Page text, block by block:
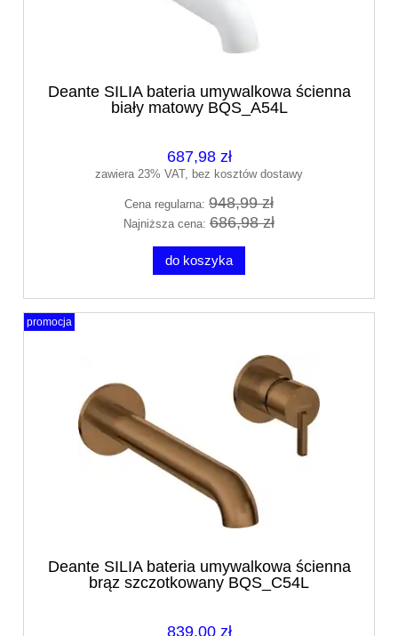
Deante SILIA bateria umywalkowa ścienna
biały matowy BQS_A54L
687,98 zł
zawiera 23% VAT, bez kosztów dostawy
Cena regularna: 948,99 zł
Najniższa cena: 686,98 zł
do koszyka
Deante SILIA bateria umywalkowa ścienna
brąz szczotkowany BQS_C54L
839,00 zł
promocja